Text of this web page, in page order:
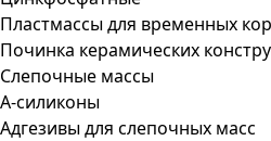
Пластмассы для временных
Починка керамических
Слепочные массы
А-силиконы
Адгезивы для слепочных масс